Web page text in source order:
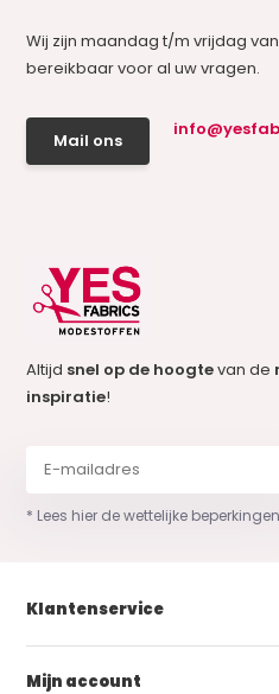
Wij zijn maandag t/m vrijdag van
bereikbaar voor al uw vragen.
Mail ons
Altijd snel op de hoogtevan de
inspiratie!
* Lees hier de wettelijke beperkingen
Klantenservice
Mijn account